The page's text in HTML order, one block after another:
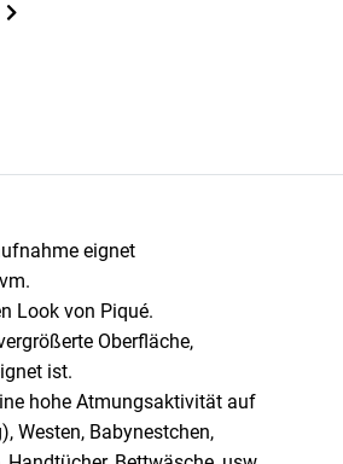
eignet
Look von Piqué.
Oberfläche,
ist.
hohe Atmungsaktivität auf
Westen, Babynestchen,